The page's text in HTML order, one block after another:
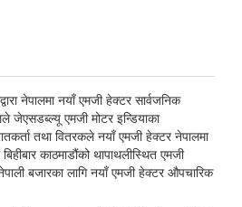
जेएसडब्ल्यू एमजी मोटर इन्डियाका
तथा वितरकले नयाँ एमजी हेक्टर नेपालमा
काठमाडौंको थापाथलीस्थित एमजी
बजारका लागि नयाँ एमजी हेक्टर औपचारिक